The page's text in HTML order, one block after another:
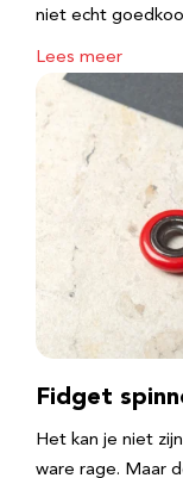
niet echt
Lees meer
Fidget
Het kan je niet
ware rage. Maar